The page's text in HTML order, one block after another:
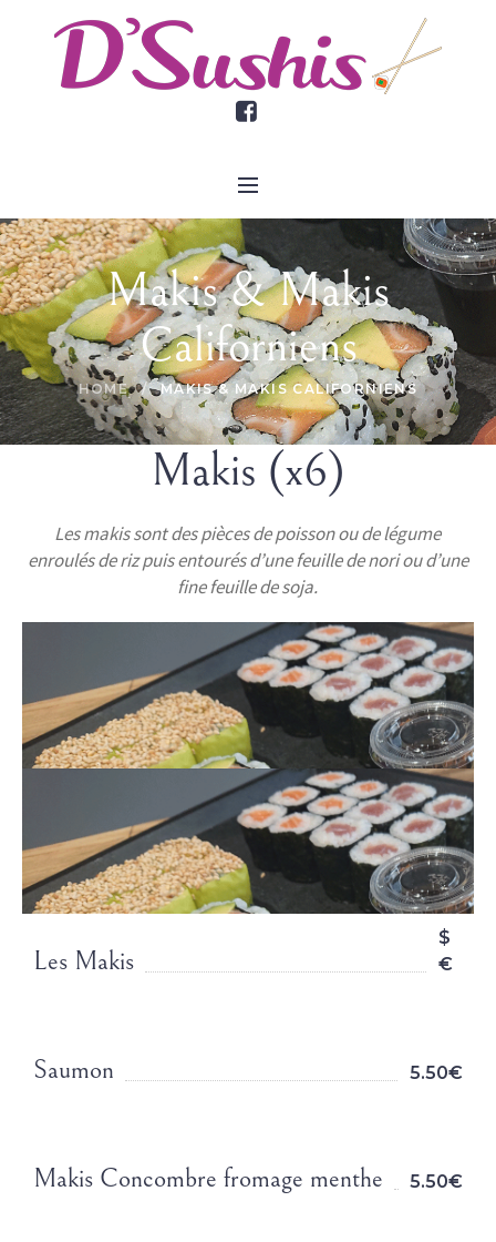
Makis & Makis
Californiens
HOME / MAKIS & MAKIS CALIFORNIENS
Makis (x6)
Les makis sont des pièces de poisson ou de légume
enroulés de riz puis entourés d’une feuille de nori ou d’une
fine feuille de soja.
Les Makis
$
€
Saumon 5.50€
Makis Concombre fromage menthe 5.50€